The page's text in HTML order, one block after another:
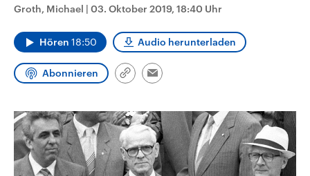
Wahl.
Groth, Michael | 03. Oktober 2019, 18:40 Uhr
Hören 18:50 Audio herunterladen
Abonnieren
Link
Email